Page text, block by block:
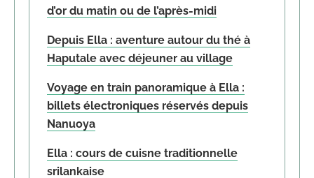
d’or du matin ou de l’après-midi
Depuis Ella : aventure autour du thé à
Haputale avec déjeuner au village
Voyage en train panoramique à Ella :
billets électroniques réservés depuis
Nanuoya
Ella : cours de cuisne traditionnelle
srilankaise